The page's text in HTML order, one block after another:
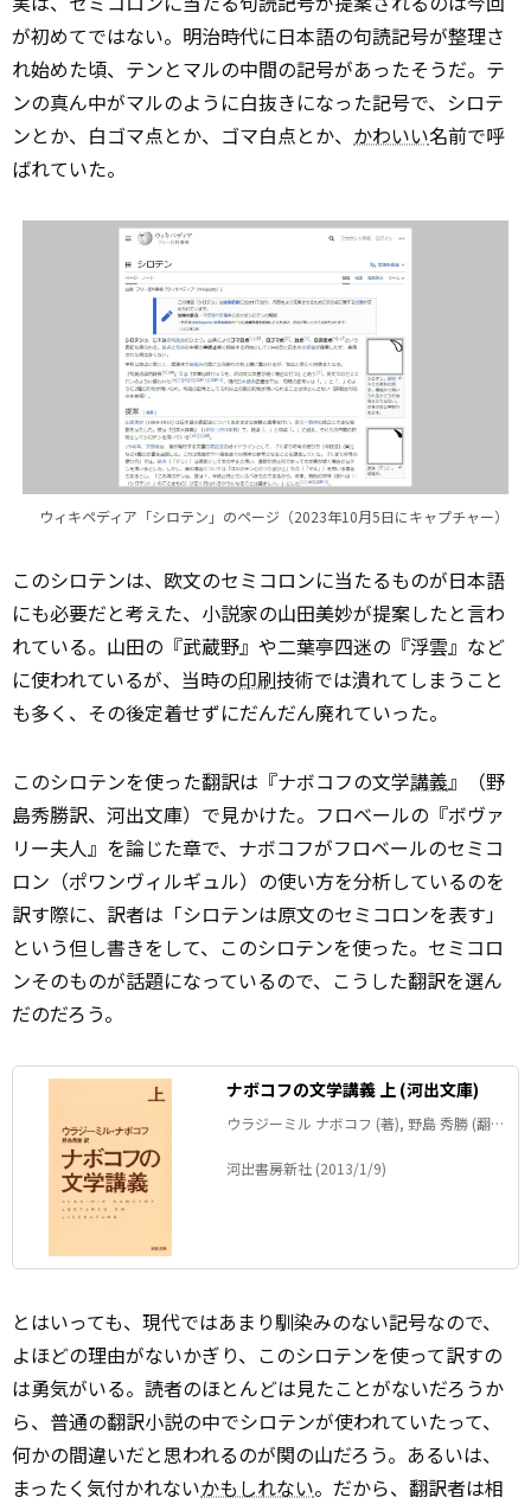
が初めてではない。明治時代に日本語の句読記号が整理さ
れ始めた頃、テンとマルの中間の記号があったそうだ。テ
ンの真ん中がマルのように白抜きになった記号で、シロテ
ンとか、白ゴマ点とか、ゴマ白点とか、 かわいい名前で呼
ばれていた。
ウィキペディア「シロテン」のページ（2023年10月5日にキャプチャー）
このシロテンは、欧文のセミコロンに当たるものが日本語
にも必要だと考えた、小説家の山田美妙が提案したと言わ
れている。山田の『武蔵野』や二葉亭四迷の『浮雲』など
に使われているが、当時の印刷技術では潰れてしまうこと
も多く、その後定着せずにだんだん廃れていった。
このシロテンを使った翻訳は『ナボコフの文学講義』（野
島秀勝訳、河出文庫）で見かけた。フロベールの『ボヴァ
リー夫人』を論じた章で、ナボコフがフロベールのセミコ
ロン（ポワンヴィルギュル）の使い方を分析しているのを
訳す際に、訳者は「シロテンは原文のセミコロンを表す」
という但し書きをして、このシロテンを使った。セミコロ
ンそのものが話題になっているので、こうした翻訳を選ん
だのだろう。
ナボコフの文学講義 上 (河出文庫)
ウラジーミル ナボコフ (著), 野島 秀勝 (翻
河出書房新社 (2013/1/9)
とはいっても、現代ではあまり馴染みのない記号なので、
よほどの理由がないかぎり、このシロテンを使って訳すの
は勇気がいる。読者のほとんどは見たことがないだろうか
ら、普通の翻訳小説の中でシロテンが使われていたって、
何かの間違いだと思われるのが関の山だろう。あるいは、
まったく気付かれないかもしれない。だから、翻訳者は相